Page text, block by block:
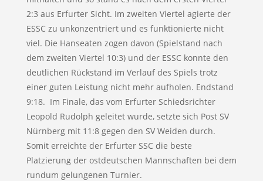
2:3 aus Erfurter Sicht. Im zweiten Viertel agierte der
ESSC zu unkonzentriert und es funktionierte nicht
viel. Die Hanseaten zogen davon (Spielstand nach
dem zweiten Viertel 10:3) und der ESSC konnte den
deutlichen Rückstand im Verlauf des Spiels trotz
einer guten Leistung nicht mehr aufholen. Endstand
9:18. Im Finale, das vom Erfurter Schiedsrichter
Leopold Rudolph geleitet wurde, setzte sich Post SV
Nürnberg mit 11:8 gegen den SV Weiden durch.
Somit erreichte der Erfurter SSC die beste
Platzierung der ostdeutschen Mannschaften bei dem
rundum gelungenen Turnier.